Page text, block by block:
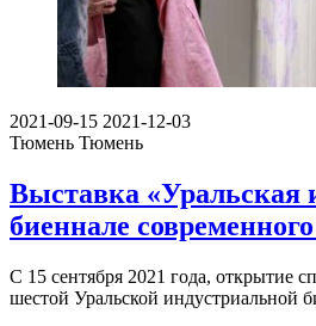
2021-09-15 2021-12-03
Тюмень Тюмень
Выставка «Уральская
биеннале
С 15 сентября 2021 года, открытие
шестой Уральской индустриальной